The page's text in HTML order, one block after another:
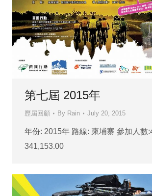
第七屆 2015年
歷屆回顧 By Rain July 20, 2015
年份: 2015年 路線: 柬埔寨 參加人數
341,153.00